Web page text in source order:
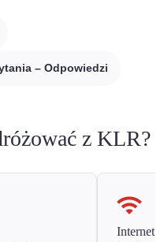
– Odpowiedzi
z KLR?
Internet